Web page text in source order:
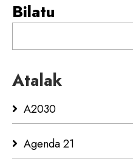
Bilatu
Atalak
A2030
Agenda 21